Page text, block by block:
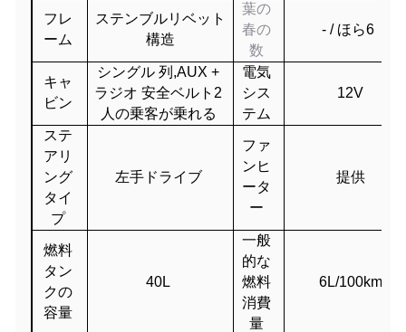
フレ
ーム
ステンブルリベット
構造
葉の
春の
数
- / ほら6
キャ
ビン
シングル 列 ,AUX +
ラジオ 安全ベルト 2
人の乗客が乗れる
電気
シス
テム
12V
ステ
アリ
ング
タイ
プ
左手ドライブ
ファ
ンヒ
ータ
ー
提供
燃料
タン
クの
容量
40L
一般
的な
燃料
消費
量
6L/100km